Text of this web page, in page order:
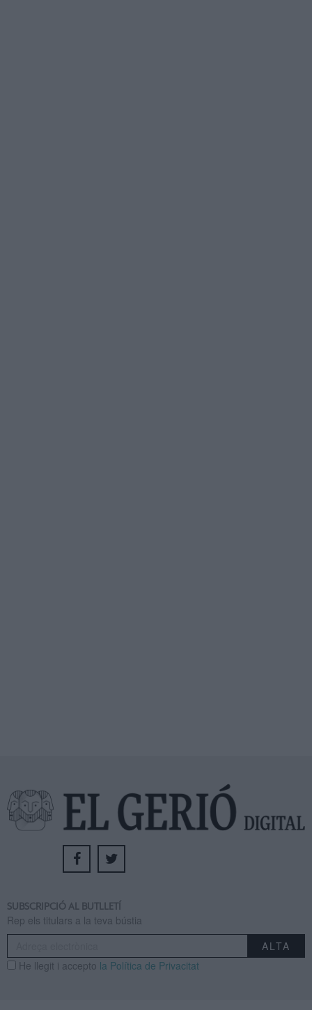
SUBSCRIPCIÓ AL BUTLLETÍ
Rep els titulars a la teva bústia
He llegit i accepto la Política de Privacitat